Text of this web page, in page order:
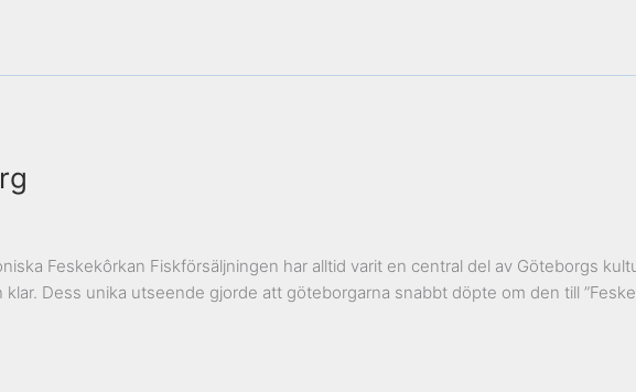
Feskekôrkan Fiskförsäljningen har alltid varit en central del av Göteborgs
Dess unika utseende gjorde att göteborgarna snabbt döpte om den till